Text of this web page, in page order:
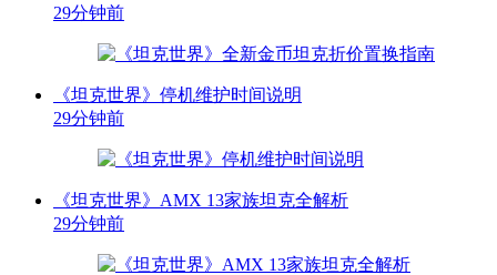
29分钟前
《坦克世界》停机维护时间说明
29分钟前
《坦克世界》AMX 13家族坦克全解析
29分钟前